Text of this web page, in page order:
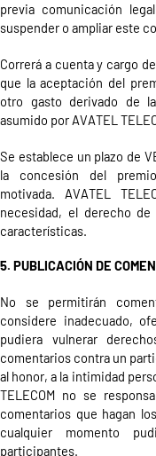
previa comunicación
suspender o ampliar este
Correrá a cuenta y cargo
que la aceptación del
otro gasto derivado de
asumido por AVATEL
Se establece un plazo de
la concesión del
motivada. AVATEL
necesidad, el derecho
características.
5. PUBLICACIÓN DE
No se permitirán
considere inadecuado,
pudiera vulnerar
comentarios contra un
al honor, a la intimidad
TELECOM no se
comentarios que hagan
cualquier momento
participantes.